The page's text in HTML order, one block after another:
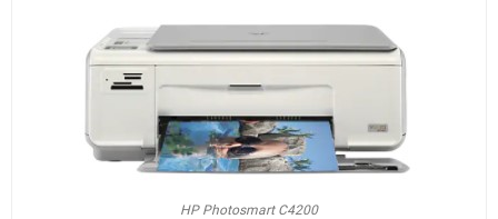
HP Photosmart C4200